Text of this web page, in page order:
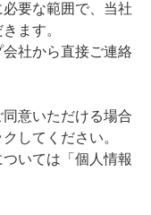
要な範囲で、当社
ます。
社から直接ご連絡
同意いただける場合
してください。
いては「個人情報